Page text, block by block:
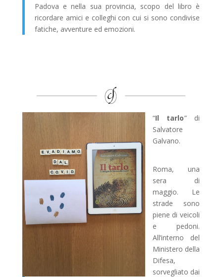
Padova e nella sua provincia, scopo del libro è
ricordare amici e colleghi con cui si sono condivise
fatiche, avventure ed emozioni.
“Il tarlo” di
Salvatore
Galvano.
Roma, una
sera di
maggio. Le
strade sono
piene di veicoli
e pedoni.
All’interno del
Ministero della
Difesa,
sorvegliato dai